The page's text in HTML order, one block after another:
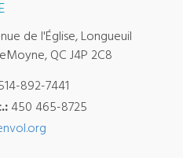
de l'Église, Longueuil
QC J4P 2C8
892-7441
450 465-8725